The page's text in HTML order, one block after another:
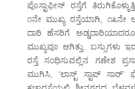
ಪೊಸ್ಟಾಫೀಸ್ ರಸ್ತೆಗೆ
೧ನೇ ಮುಖ್ಯ ರಸ್ತೆಯಾಗಿ, ೧೩ನೇ
ದಾರಿ ಹೆಸರಿಗೆ ಅಡ್ಡದಾರಿಯಾದರೂ
ಮುಖ್ಯವೂ ಆಗಿತ್ತು. ಬಸ್ಸುಗಳು
ರಸ್ತೆ ಸಂಧಿಸುವಲ್ಲಿನ ಗಣೇಶ
ಮುಗಿಸಿ, ‘ಲಾಸ್ಟ್ ಸ್ಟಾಪ್ ಸಾರ್’